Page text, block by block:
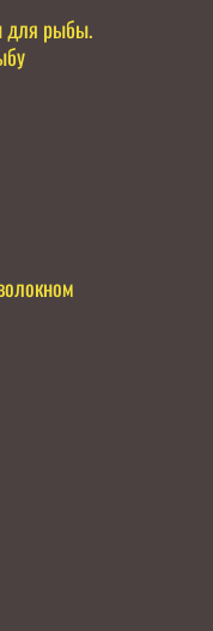
для рыбы.